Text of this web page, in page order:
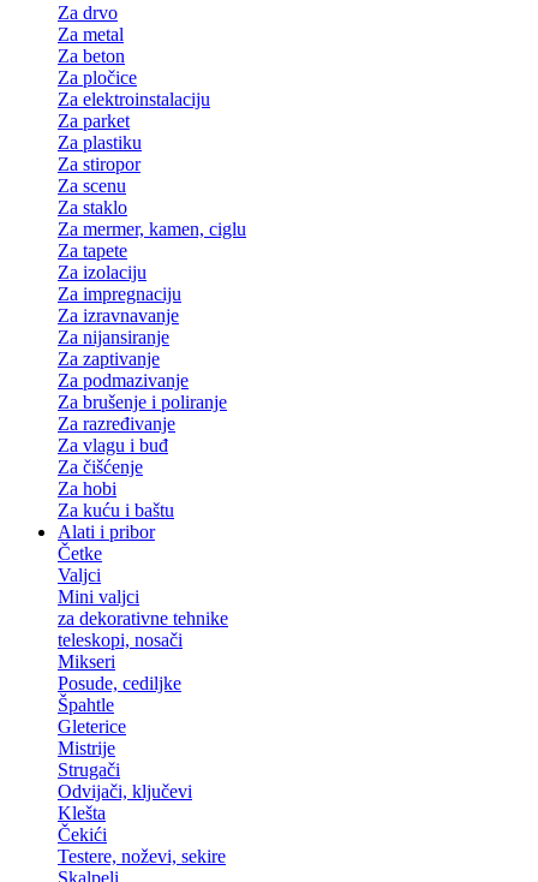
Za drvo
Za metal
Za beton
Za pločice
Za elektroinstalaciju
Za parket
Za plastiku
Za stiropor
Za scenu
Za staklo
Za mermer, kamen, ciglu
Za tapete
Za izolaciju
Za impregnaciju
Za izravnavanje
Za nijansiranje
Za zaptivanje
Za podmazivanje
Za brušenje i poliranje
Za razređivanje
Za vlagu i buđ
Za čišćenje
Za hobi
Za kuću i baštu
Alati i pribor
Četke
Valjci
Mini valjci
za dekorativne tehnike
teleskopi, nosači
Mikseri
Posude, cediljke
Špahtle
Gleterice
Mistrije
Strugači
Odvijači, ključevi
Klešta
Čekići
Testere, noževi, sekire
Skalpeli